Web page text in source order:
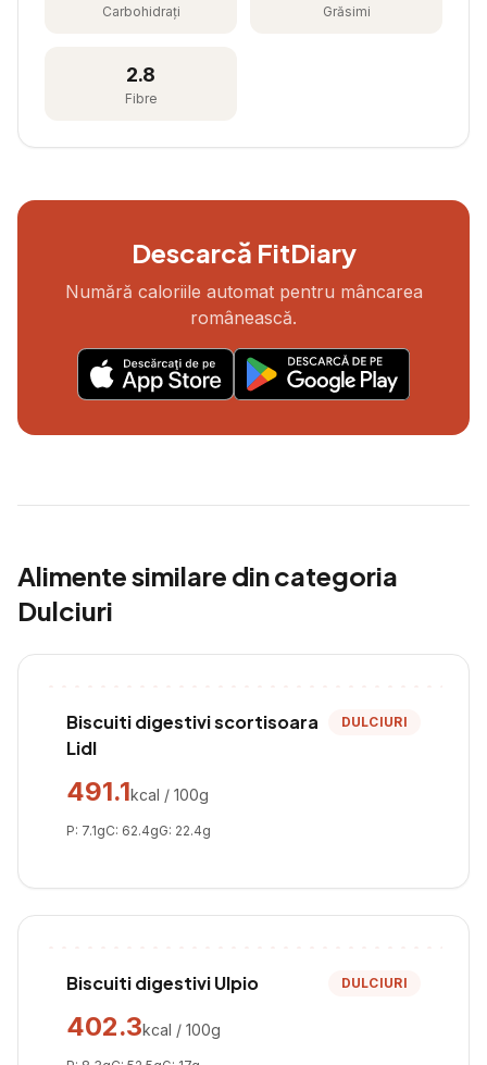
Carbohidrați Grăsimi
2.8
Fibre
Descarcă FitDiary
Numără caloriile automat pentru mâncarea
românească.
Alimente similare din categoria
Dulciuri
Biscuiti digestivi scortisoara
Lidl
DULCIURI
491.1kcal / 100g
P: 7.1gC: 62.4gG: 22.4g
Biscuiti digestivi Ulpio DULCIURI
402.3kcal / 100g